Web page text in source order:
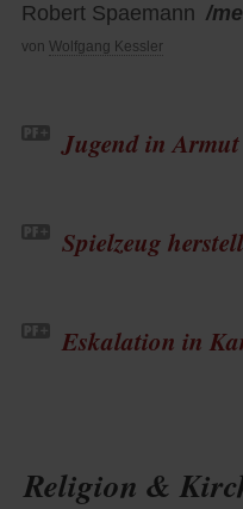
Robert Spaemann /
von Wolfgang Kessler
Jugend in Armut
Spielzeug
Eskalation in
Religion &